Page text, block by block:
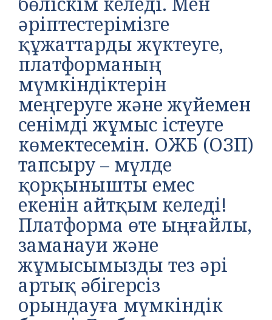
әріптестерімізге
құжаттарды жүктеуге,
платформаның
мүмкіндіктерін
меңгеруге және жүйемен
сенімді жұмыс істеуге
көмектесемін. ОЖБ (ОЗП)
тапсыру – мүлде
қорқынышты емес
екенін айтқым келеді!
Платформа өте ыңғайлы,
заманауи және
жұмысымызды тез әрі
артық әбігерсіз
орындауға мүмкіндік